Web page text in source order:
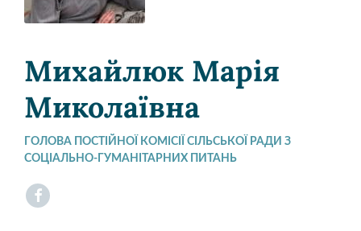
Михайлюк Марія
Миколаївна
ГОЛОВА ПОСТІЙНОЇ КОМІСІЇ СІЛЬСЬКОЇ РАДИ З
СОЦІАЛЬНО-ГУМАНІТАРНИХ ПИТАНЬ
Facebook